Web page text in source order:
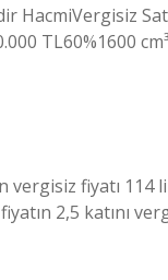
TL60%1600
fiyatı 114
2,5 katını